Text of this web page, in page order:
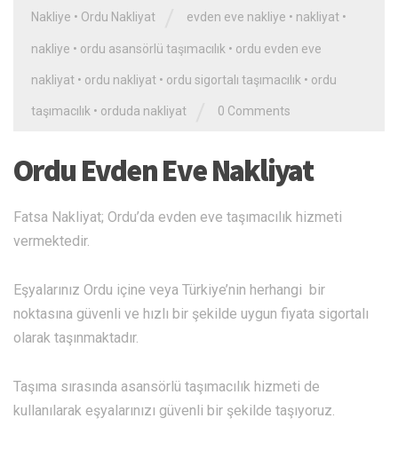
Nakliye • Ordu Nakliyat evden eve nakliye • nakliyat •
nakliye • ordu asansörlü taşımacılık • ordu evden eve
nakliyat • ordu nakliyat • ordu sigortalı taşımacılık • ordu
taşımacılık • orduda nakliyat 0 Comments
Ordu Evden Eve Nakliyat
Fatsa Nakliyat; Ordu’da evden eve taşımacılık hizmeti
vermektedir.
Eşyalarınız Ordu içine veya Türkiye’nin herhangi bir
noktasına güvenli ve hızlı bir şekilde uygun fiyata sigortalı
olarak taşınmaktadır.
Taşıma sırasında asansörlü taşımacılık hizmeti de
kullanılarak eşyalarınızı güvenli bir şekilde taşıyoruz.